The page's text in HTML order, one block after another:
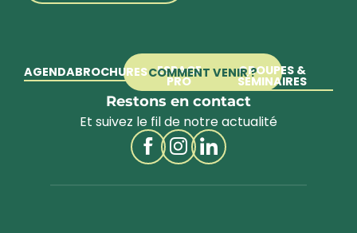
COMMENT VENIR ?
AGENDABROCHURES ESPACE
PRO
GROUPES &
SÉMINAIRES
Restons en contact
Et suivez le fil de notre actualité